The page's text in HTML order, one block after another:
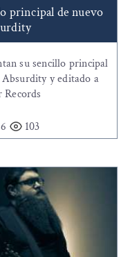
principal de nuevo
su sencillo principal
y editado a
103